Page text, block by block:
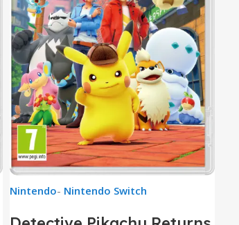
Nintendo- Nintendo Switch